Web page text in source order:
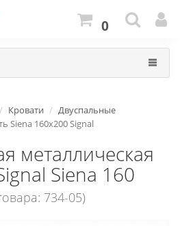
0
Кровати
Двуспальные
Siena 160x200 Signal
металлическая
Siena 160
734-05)